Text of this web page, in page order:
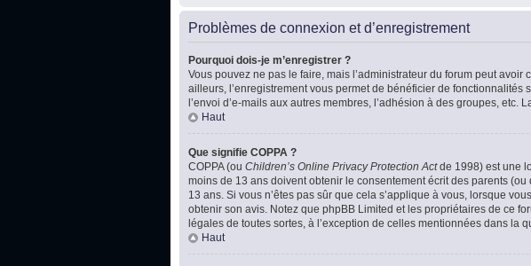
Problèmes de connexion et d’enregistrement
Pourquoi dois-je m’enregistrer ?
Vous pouvez ne pas le faire, mais l’administrateur du forum peut
ailleurs, l’enregistrement vous permet de bénéficier de
l’envoi d’e-mails aux autres membres, l’adhésion à des groupes, etc.
Haut
Que signifie COPPA ?
COPPA (ou Children’s Online Privacy Protection Actde 1998) est une
moins de 13 ans doivent obtenir le consentement écrit des parents
13 ans. Si vous n’êtes pas sûr que cela s’applique à vous, lorsque
obtenir son avis. Notez que phpBB Limited et les propriétaires de ce
légales de toutes sortes, à l’exception de celles mentionnées dans
Haut